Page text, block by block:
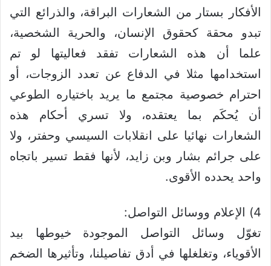
الأفكار بستار من الشعارات البراقة، والذرائع التي
تبدو محقة كحقوق الإنسان، والحرية الشخصية،
علما أن هذه الشعارات تفقد فعاليتها لو تم
استخدامها مثلا في الدفاع عن تعدد الزوجات، أو
احترام خصوصية مجتمع ما يريد باختياره الطوعي
أن يُحكَم بما يعتقده، ولا تسري أحكام هذه
الشعارات نهائيا على انقلابات السيسي وحفتر، ولا
على جرائم بشار وبن زايد، لأنها فقط تسير باتجاه
واحد يحدده الأقوى.
4) الإعلام ووسائل التواصل:
تغوّل وسائل التواصل الموجودة خيوطها بيد
الأقوياء، وتغلغلها في أدق تفاصيلنا، وتأثيرها الضخم